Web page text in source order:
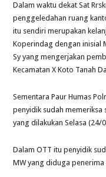
Dalam waktu dekat Sat
penggeledahan ruang
itu sendiri merupakan
Koperindag dengan inisial
Sy yang mengerjakan
Kecamatan X Koto Tanah
Sementara Paur Humas
penyidik sudah memeriksa
yang dilakukan Selasa (24/
Dalam OTT itu penyidik
MW yang diduga